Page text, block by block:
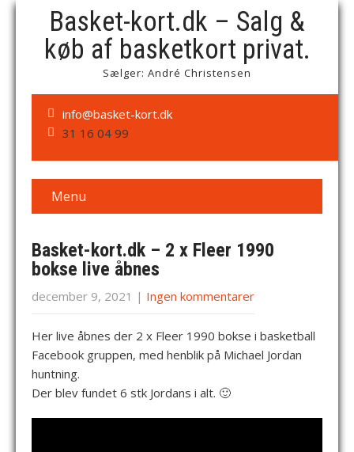
Basket-kort.dk – Salg &
køb af basketkort privat.
Sælger: André Christensen
info@basket-kort.dk
31 16 04 99
Menu
Basket-kort.dk – 2 x Fleer 1990
bokse live åbnes
december 9, 2021 | Ingen kommentarer
Her live åbnes der 2 x Fleer 1990 bokse i basketball
Facebook gruppen, med henblik på Michael Jordan
huntning.
Der blev fundet 6 stk Jordans i alt. 🙂